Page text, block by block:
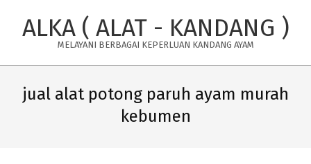
ALKA ( ALAT - KANDANG )
MELAYANI BERBAGAI KEPERLUAN KANDANG AYAM
Navigation
Menu
jual alat potong paruh ayam murah
kebumen